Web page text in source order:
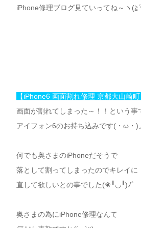
iPhone修理ブログ見ていってね～ヽ
【iPhone6 画面割れ修理 京都大山崎町
画面が割れてしまった～！！という事
アイフォン6のお持ち込みです(・ω・)
何でも奥さまのiPhoneだそうで
落として割ってしまったのでキレイに
直して欲しいとの事でした(❀╹◡╹)ﾉﾞ
奥さまの為にiPhone修理なんて